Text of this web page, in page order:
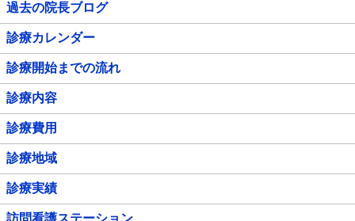
過去の院長ブログ
診療カレンダー
診療開始までの流れ
診療内容
診療費用
診療地域
診療実績
訪問看護ステーション